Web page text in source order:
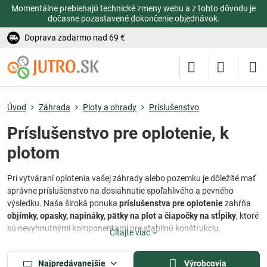
Momentálne prebiehajú technické zmeny webu a z tohto dôvodu je
dočasne pozastavené dokončenie objednávok.
Doprava zadarmo nad 69 €
Úvod Záhrada Ploty a ohrady Príslušenstvo
Príslušenstvo pre oplotenie, k
plotom
Pri vytváraní oplotenia vašej záhrady alebo pozemku je dôležité mať
správne príslušenstvo na dosiahnutie spoľahlivého a pevného
výsledku. Naša široká ponuka príslušenstva pre oploteniezahŕňa
objímky, opasky, napináky, pätky na plot a čiapočky na stĺpiky, ktoré
sú nevyhnutnými komponentami pre stabilnú konštrukciu.
Objímkysú určenéna spojenie drôtov alebo pletíva zabezpečujú
pevné spojenie medzi jednotlivými časťami oplotenia.Opasky
Čítajte viac
Najpredávanejšie Výrobcovia